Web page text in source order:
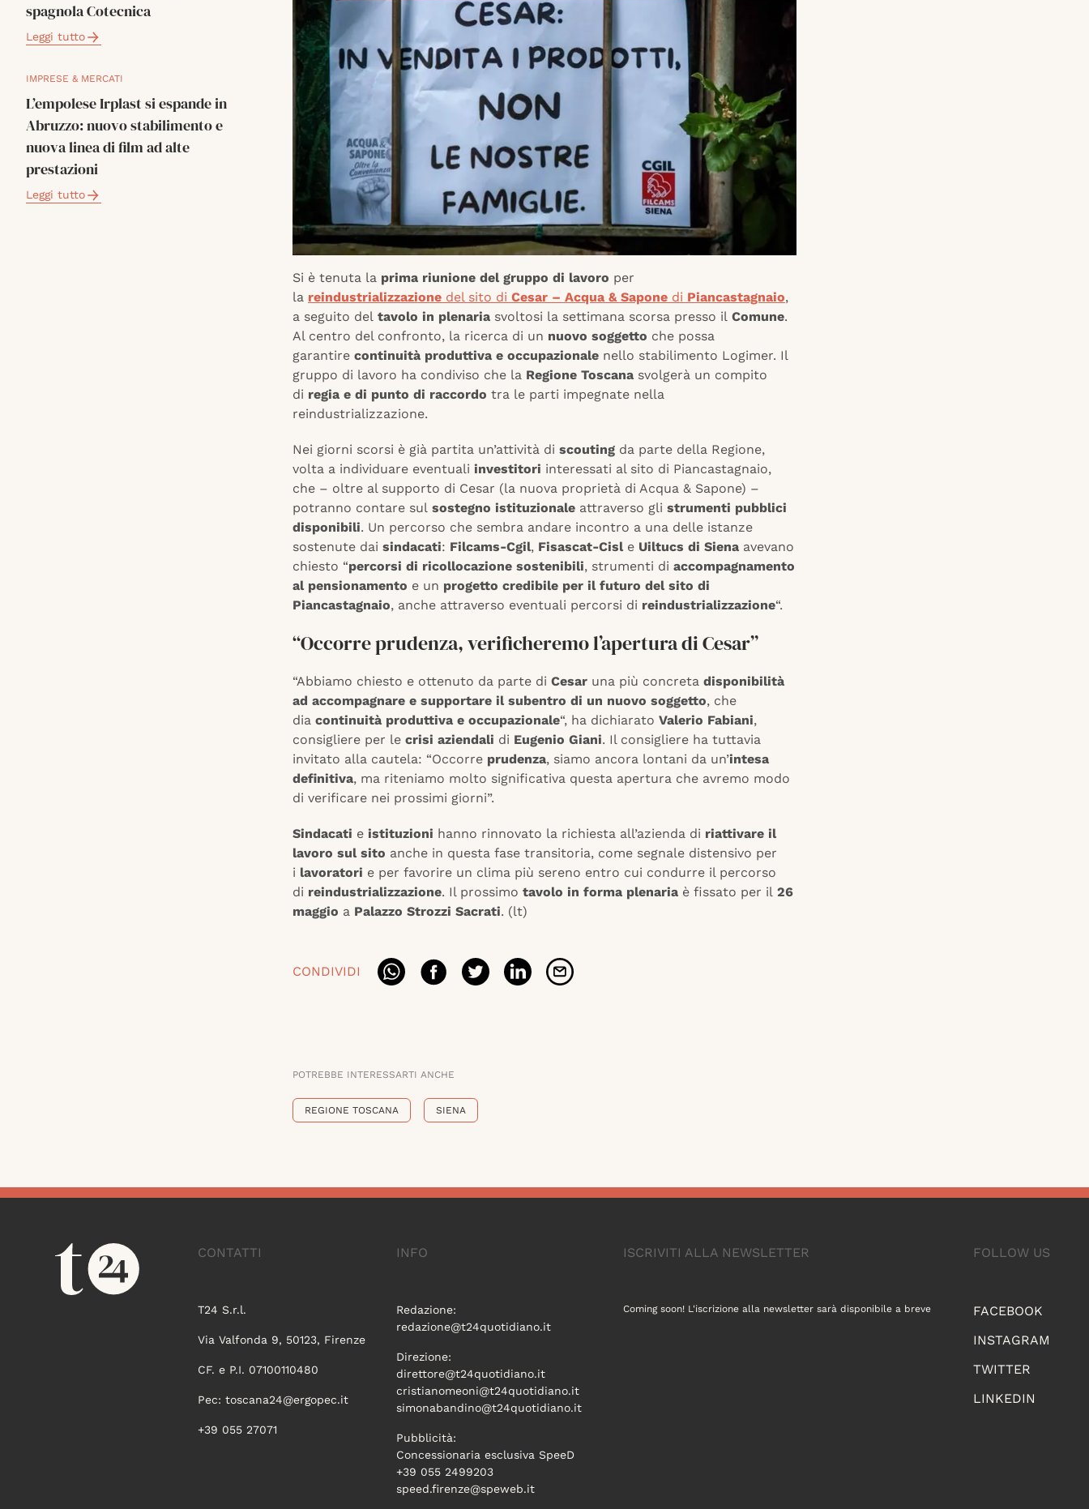
spagnola Cotecnica
Leggi tutto
IMPRESE & MERCATI
L’empolese Irplast si espande in
Abruzzo: nuovo stabilimento e
nuova linea di film ad alte
prestazioni
Leggi tutto
Si è tenuta la prima riunione del gruppo di lavoro per
la reindustrializzazione del sito di Cesar – Acqua & Sapone di Piancastagnaio,
a seguito del tavolo in plenaria svoltosi la settimana scorsa presso il Comune.
Al centro del confronto, la ricerca di un nuovo soggetto che possa
garantire continuità produttiva e occupazionale nello stabilimento Logimer. Il
gruppo di lavoro ha condiviso che la Regione Toscana svolgerà un compito
di regia e di punto di raccordo tra le parti impegnate nella
reindustrializzazione.
Nei giorni scorsi è già partita un’attività di scouting da parte della Regione,
volta a individuare eventuali investitori interessati al sito di Piancastagnaio,
che – oltre al supporto di Cesar (la nuova proprietà di Acqua & Sapone) –
potranno contare sul sostegno istituzionale attraverso gli strumenti pubblici
disponibili. Un percorso che sembra andare incontro a una delle istanze
sostenute dai sindacati: Filcams-Cgil, Fisascat-Cisle Uiltucs di Siena avevano
chiesto “percorsi di ricollocazione sostenibili, strumenti di accompagnamento
al pensionamento e un progetto credibile per il futuro del sito di
Piancastagnaio, anche attraverso eventuali percorsi di reindustrializzazione“.
“Occorre prudenza, verificheremo l’apertura di Cesar”
“Abbiamo chiesto e ottenuto da parte di Cesar una più concreta disponibilità
ad accompagnare e supportare il subentro di un nuovo soggetto, che
dia continuità produttiva e occupazionale“, ha dichiarato Valerio Fabiani,
consigliere per le crisi aziendali di Eugenio Giani. Il consigliere ha tuttavia
invitato alla cautela: “Occorre prudenza, siamo ancora lontani da un’intesa
definitiva, ma riteniamo molto significativa questa apertura che avremo modo
di verificare nei prossimi giorni”.
Sindacati e istituzioni hanno rinnovato la richiesta all’azienda di riattivare il
lavoro sul sito anche in questa fase transitoria, come segnale distensivo per
i lavoratori e per favorire un clima più sereno entro cui condurre il percorso
di reindustrializzazione. Il prossimo tavolo in forma plenaria è fissato per il 26
maggio a Palazzo Strozzi Sacrati. (lt)
CONDIVIDI
POTREBBE INTERESSARTI ANCHE
REGIONE TOSCANA SIENA
CONTATTI
T24 S.r.l.
Via Valfonda 9, 50123, Firenze
CF. e P.I. 07100110480
Pec: toscana24@ergopec.it
+39 055 27071
INFO
Redazione:
redazione@t24quotidiano.it
Direzione:
direttore@t24quotidiano.it
cristianomeoni@t24quotidiano.it
simonabandino@t24quotidiano.it
Pubblicità:
Concessionaria esclusiva SpeeD
+39 055 2499203
speed.firenze@speweb.it
FOLLOW US
FACEBOOK
INSTAGRAM
TWITTER
LINKEDIN
ISCRIVITI ALLA NEWSLETTER
Coming soon! L'iscrizione alla newsletter sarà disponibile a breve